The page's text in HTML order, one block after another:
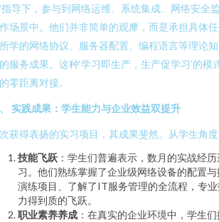
指导下，参与到网络运维、系统集成、网络安全
场景中。他们并非简单的观摩，而是承担具体
学的网络协议、服务器配置、编程语言等理论
服务成果。这种‘学习即生产，生产促学习’的
零距离对接。
实践成果：学生能力与企业效益双提升
获得表扬的实习项目，其成果斐然。从学生角度
技能飞跃 ：学生们普遍表示，数月的实战经
习。他们熟练掌握了企业级网络设备的配置
演练项目、了解了IT服务管理的全流程，专
力得到质的飞跃。
职业素养养成 ：在真实的企业环境中，学生